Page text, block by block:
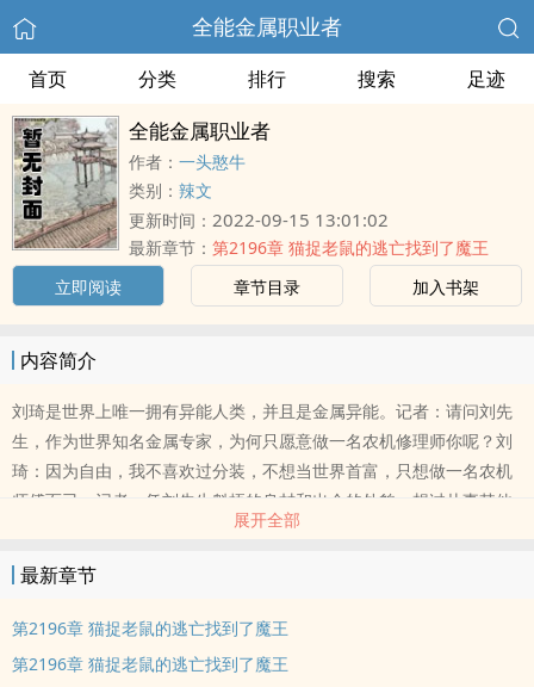
全能金属职业者
首页 分类 排行 搜索 足迹
全能金属职业者
作者： 一头憨牛
类别： 辣文
更新时间： 2022-09-15 13:01:02
最新章节： 第2196章 猫捉老鼠的逃亡找到了魔王
立即阅读
章节目录 加入书架
内容简介
刘琦是世界上唯一拥有异能人类，并且是金属异能。记者：请问刘先
生，作为世界知名金属专家，为何只愿意做一名农机修理师你呢？刘
琦：因为自由，我不喜欢过分装，不想当世界首富，只想做一名农机
师傅而已。记者：凭刘先生魁梧的身材和出众的外貌，想过从事其他
方面的工作吗？刘琦：没有，我只想钻研金属领域（长得高，长得
壮，长得帅，不是我的错，都是这异能的错!我只想低调！）
展开全部
最新章节
第2196章 猫捉老鼠的逃亡找到了魔王
第2196章 猫捉老鼠的逃亡找到了魔王